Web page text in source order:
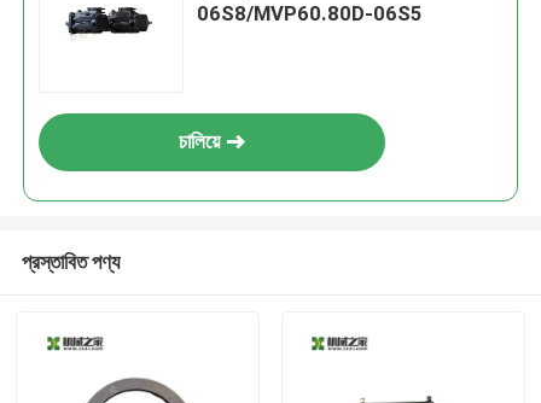
06S8/MVP60.80D-06S5
চালিয়ে
প্রস্তাবিত পণ্য